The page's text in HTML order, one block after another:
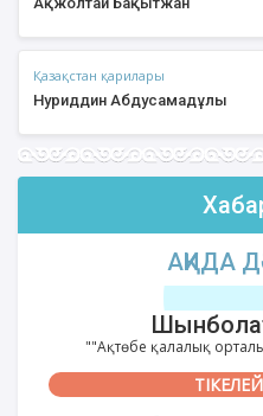
Қазақстан қарилары
Нуриддин Абдусамадұлы
АҚИДА
""Ақтөбе қалалық